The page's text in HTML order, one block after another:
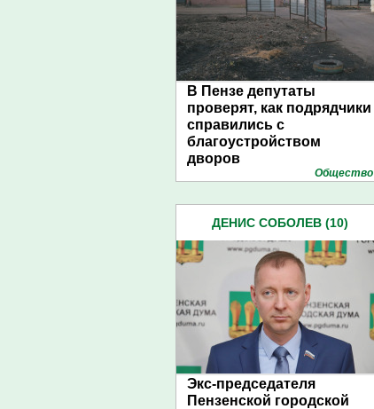
В Пензе депутаты
проверят, как подрядчики
справились с
благоустройством
дворов
Общество
ДЕНИС СОБОЛЕВ (10)
Экс-председателя
Пензенской городской